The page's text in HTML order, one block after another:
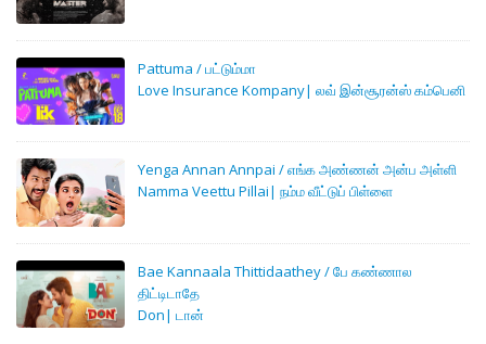
Pattuma / பட்டும்மா
Love Insurance Kompany| லவ் இன்சூரன்ஸ் கம்பெனி
Yenga Annan Annpai / எங்க அண்ணன் அன்ப அள்ளி
Namma Veettu Pillai| நம்ம வீட்டுப் பிள்ளை
Bae Kannaala Thittidaathey / பே கண்ணால
திட்டிடாதே
Don| டான்